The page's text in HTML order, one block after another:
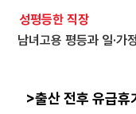
성평등한 직장
남녀고용 평등과 일·가
>출산 전후 유급
바로보기
노동조합 가입 안내